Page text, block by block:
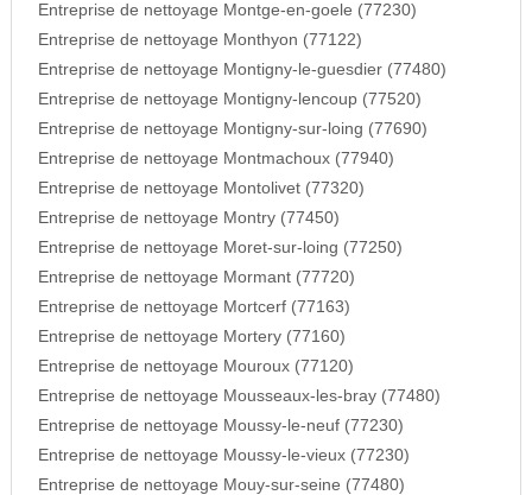
Entreprise de nettoyage Montge-en-goele (77230)
Entreprise de nettoyage Monthyon (77122)
Entreprise de nettoyage Montigny-le-guesdier (77480)
Entreprise de nettoyage Montigny-lencoup (77520)
Entreprise de nettoyage Montigny-sur-loing (77690)
Entreprise de nettoyage Montmachoux (77940)
Entreprise de nettoyage Montolivet (77320)
Entreprise de nettoyage Montry (77450)
Entreprise de nettoyage Moret-sur-loing (77250)
Entreprise de nettoyage Mormant (77720)
Entreprise de nettoyage Mortcerf (77163)
Entreprise de nettoyage Mortery (77160)
Entreprise de nettoyage Mouroux (77120)
Entreprise de nettoyage Mousseaux-les-bray (77480)
Entreprise de nettoyage Moussy-le-neuf (77230)
Entreprise de nettoyage Moussy-le-vieux (77230)
Entreprise de nettoyage Mouy-sur-seine (77480)